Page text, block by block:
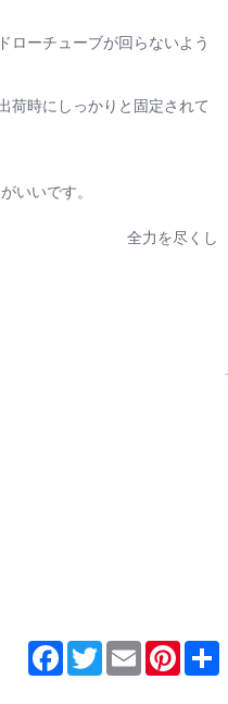
ローチューブが回らないよう
荷時にしっかりと固定されて
いいです。
必要があります。
し
Facebook
TwitterEmail